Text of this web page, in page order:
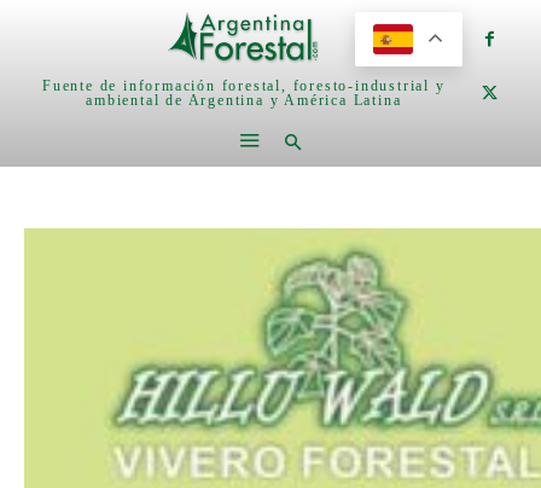
Fuente de información forestal, foresto-industrial y
ambiental de Argentina y América Latina